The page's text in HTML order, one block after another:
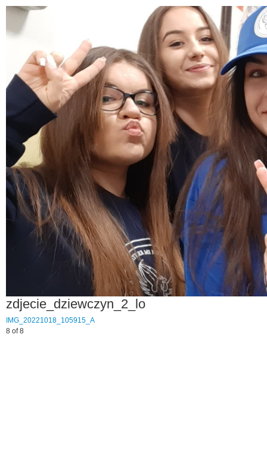
zdjecie_dziewczyn_2_lo
IMG_20221018_105915_A
8 of 8